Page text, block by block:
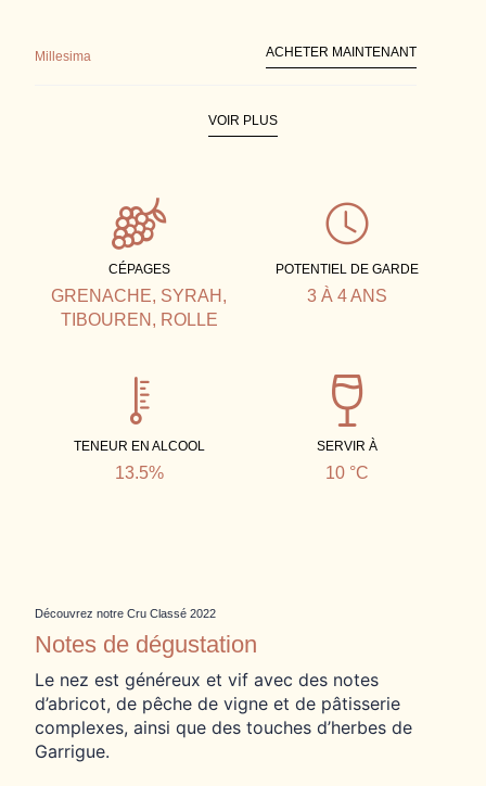
Millesima ACHETER MAINTENANT
FIND STORE
VOIR PLUS
CÉPAGES
GRENACHE, SYRAH,
TIBOUREN, ROLLE
POTENTIEL DE GARDE
3 À 4 ANS
TENEUR EN ALCOOL
13.5%
SERVIR À
10 °C
Découvrez notre Cru Classé 2022
Notes de dégustation
Le nez est généreux et vif avec des notes
d’abricot, de pêche de vigne et de pâtisserie
complexes, ainsi que des touches d’herbes de
Garrigue.